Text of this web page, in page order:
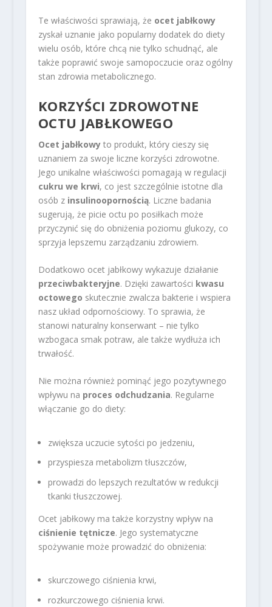
Te właściwości sprawiają, że ocet jabłkowy
zyskał uznanie jako popularny dodatek do diety
wielu osób, które chcą nie tylko schudnąć, ale
także poprawić swoje samopoczucie oraz ogólny
stan zdrowia metabolicznego.
KORZYŚCI ZDROWOTNE
OCTU JABŁKOWEGO
Ocet jabłkowyto produkt, który cieszy się
uznaniem za swoje liczne korzyści zdrowotne.
Jego unikalne właściwości pomagają w regulacji
cukru we krwi, co jest szczególnie istotne dla
osób z insulinoopornością. Liczne badania
sugerują, że picie octu po posiłkach może
przyczynić się do obniżenia poziomu glukozy, co
sprzyja lepszemu zarządzaniu zdrowiem.
Dodatkowo ocet jabłkowy wykazuje działanie
przeciwbakteryjne. Dzięki zawartości kwasu
octowego skutecznie zwalcza bakterie i wspiera
nasz układ odpornościowy. To sprawia, że
stanowi naturalny konserwant – nie tylko
wzbogaca smak potraw, ale także wydłuża ich
trwałość.
Nie można również pominąć jego pozytywnego
wpływu na proces odchudzania. Regularne
włączanie go do diety:
zwiększa uczucie sytości po jedzeniu,
przyspiesza metabolizm tłuszczów,
prowadzi do lepszych rezultatów w redukcji
tkanki tłuszczowej.
Ocet jabłkowy ma także korzystny wpływ na
ciśnienie tętnicze. Jego systematyczne
spożywanie może prowadzić do obniżenia:
skurczowego ciśnienia krwi,
rozkurczowego ciśnienia krwi.